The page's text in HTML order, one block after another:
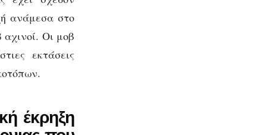
ανάμεσα στο
Οι μοβ
εκτάσεις
έκρηξη